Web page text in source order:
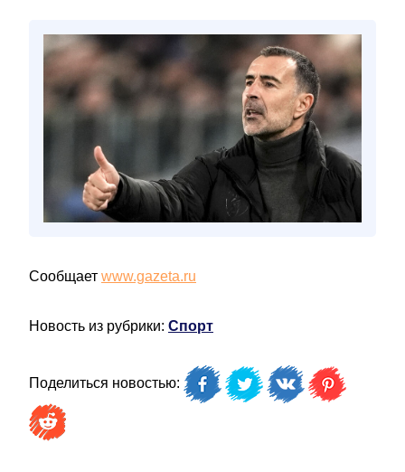
Сообщает www.gazeta.ru
Новость из рубрики: Спорт
Поделиться новостью: